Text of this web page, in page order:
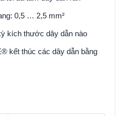
0,5 … 2,5 mm²
kích thước dây dẫn nào
kết thúc các dây dẫn bằng